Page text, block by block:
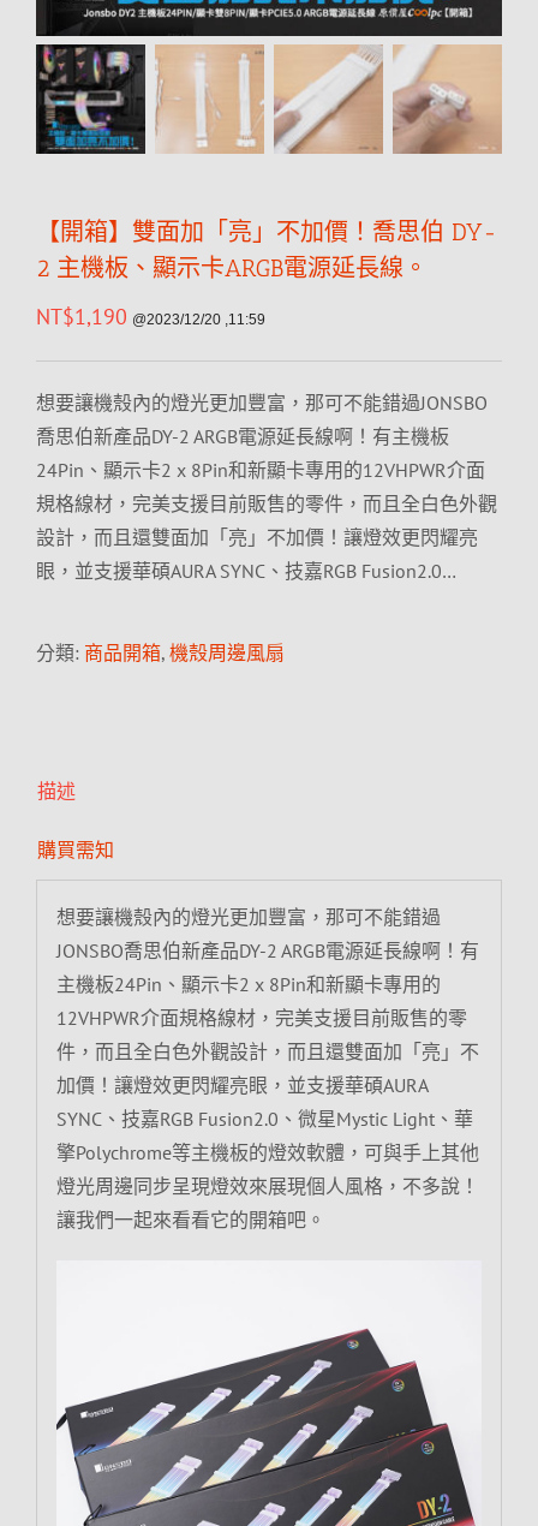
【開箱】雙面加「亮」不加價！喬思伯 DY-
2 主機板、顯示卡ARGB電源延長線。
NT$1,190 @2023/12/20 ,11:59
想要讓機殼內的燈光更加豐富，那可不能錯過JONSBO
喬思伯新產品DY-2 ARGB電源延長線啊！有主機板
24Pin、顯示卡2 x 8Pin和新顯卡專用的12VHPWR介面
規格線材，完美支援目前販售的零件，而且全白色外觀
設計，而且還雙面加「亮」不加價！讓燈效更閃耀亮
眼，並支援華碩AURA SYNC、技嘉RGB Fusion2.0…
分類: 商品開箱, 機殼周邊風扇
描述
購買需知
想要讓機殼內的燈光更加豐富，那可不能錯過
JONSBO喬思伯新產品DY-2 ARGB電源延長線啊！有
主機板24Pin、顯示卡2 x 8Pin和新顯卡專用的
12VHPWR介面規格線材，完美支援目前販售的零
件，而且全白色外觀設計，而且還雙面加「亮」不
加價！讓燈效更閃耀亮眼，並支援華碩AURA
SYNC、技嘉RGB Fusion2.0、微星Mystic Light、華
擎Polychrome等主機板的燈效軟體，可與手上其他
燈光周邊同步呈現燈效來展現個人風格，不多說！
讓我們一起來看看它的開箱吧。